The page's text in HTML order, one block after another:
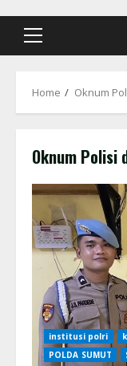
Primary
Home Oknum
Oknum Polisi
institusi polri
POLDA SUMUT